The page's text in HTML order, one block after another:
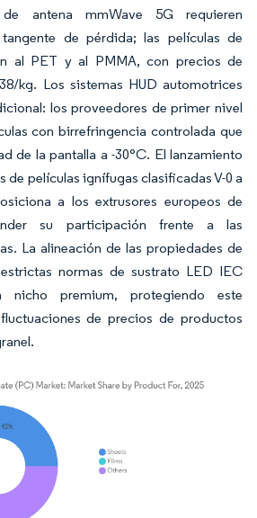
antena mmWave 5G requieren
de pérdida; las películas de
al PET y al PMMA, con precios de
kg. Los sistemas HUD automotrices
los proveedores de primer nivel
con birrefringencia controlada que
de la pantalla a -30°C. El lanzamiento
de películas ignífugas clasificadas V-0 a
a los extrusores europeos de
su participación frente a las
La alineación de las propiedades de
normas de sustrato LED IEC
nicho premium, protegiendo este
de precios de productos